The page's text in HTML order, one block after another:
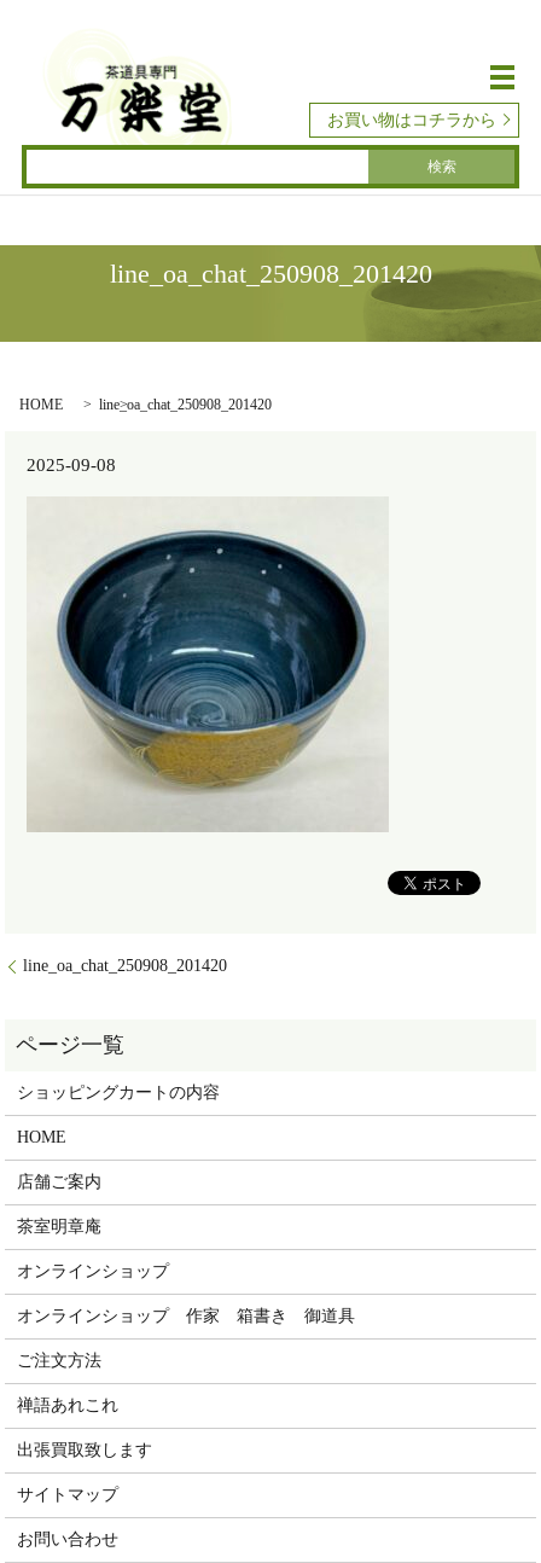
メ
お買い物はコチラから
line_oa_chat_250908_201420
HOME line_oa_chat_250908_201420
2025-09-08
line_oa_chat_250908_201420
ショッピングカートの内容
HOME
店舗ご案内
茶室明章庵
オンラインショップ
オンラインショップ 作家 箱書き 御道具
ご注文方法
禅語あれこれ
出張買取致します
サイトマップ
お問い合わせ